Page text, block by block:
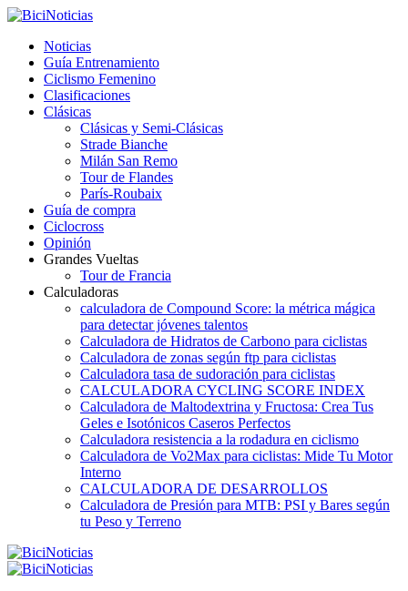
Noticias
Guía Entrenamiento
Ciclismo Femenino
Clasificaciones
Clásicas
Clásicas y Semi-Clásicas
Strade Bianche
Milán San Remo
Tour de Flandes
París-Roubaix
Guía de compra
Ciclocross
Opinión
Grandes Vueltas
Tour de Francia
Calculadoras
calculadora de Compound Score: la métrica mágica
para detectar jóvenes talentos
Calculadora de Hidratos de Carbono para ciclistas
Calculadora de zonas según ftp para ciclistas
Calculadora tasa de sudoración para ciclistas
CALCULADORA CYCLING SCORE INDEX
Calculadora de Maltodextrina y Fructosa: Crea Tus
Geles e Isotónicos Caseros Perfectos
Calculadora resistencia a la rodadura en ciclismo
Calculadora de Vo2Max para ciclistas: Mide Tu Motor
Interno
CALCULADORA DE DESARROLLOS
Calculadora de Presión para MTB: PSI y Bares según
tu Peso y Terreno